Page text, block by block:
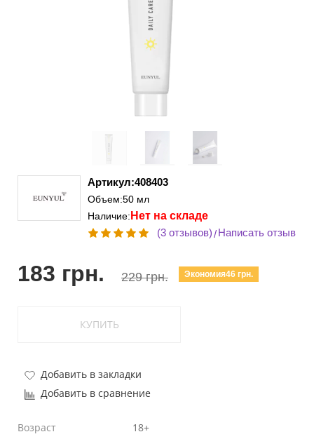
Артикул:408403
Объем:50 мл
Наличие: Нет на складе
(3 отзывов)/Написать отзыв
183 грн. 229 грн. Экономия46 грн.
КУПИТЬ
Добавить в закладки
Добавить в сравнение
Возраст
18+